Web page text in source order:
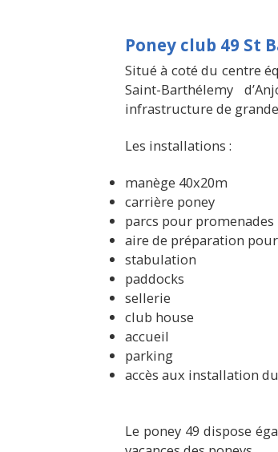
Poney club 49 St
Situé à coté du centre
Saint-Barthélemy
infrastructure de
Les installations :
manège 40x20m
carrière poney
parcs pour promenades
aire de préparation
stabulation
paddocks
sellerie
club house
accueil
parking
accès aux installation
Le poney 49 dispose